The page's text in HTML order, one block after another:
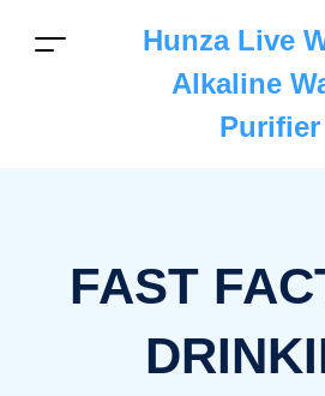
Hunza Live
Alkaline
Purifier
FAST